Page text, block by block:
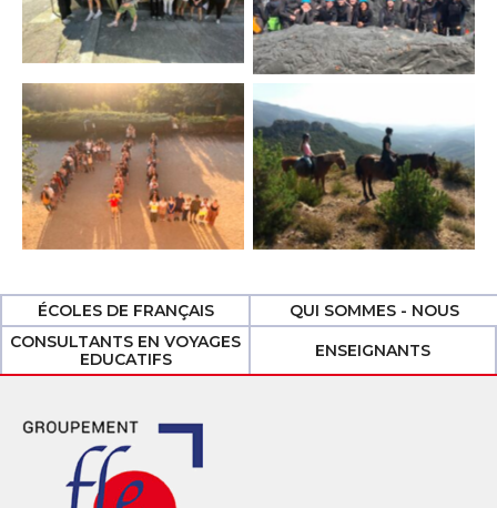
Aucune légende Aucune légende
ÉCOLES DE FRANÇAIS
QUI SOMMES - NOUS
CONSULTANTS EN VOYAGES
EDUCATIFS
ENSEIGNANTS